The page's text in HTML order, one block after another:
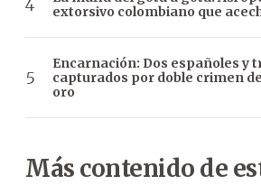
extorsivo colombiano que
Encarnación: Dos españoles y
capturados por doble crimen
oro
Más contenido de